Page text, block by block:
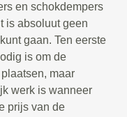
en schokdempers
is absoluut geen
gaan. Ten eerste
is om de
maar
werk is wanneer
prijs van de